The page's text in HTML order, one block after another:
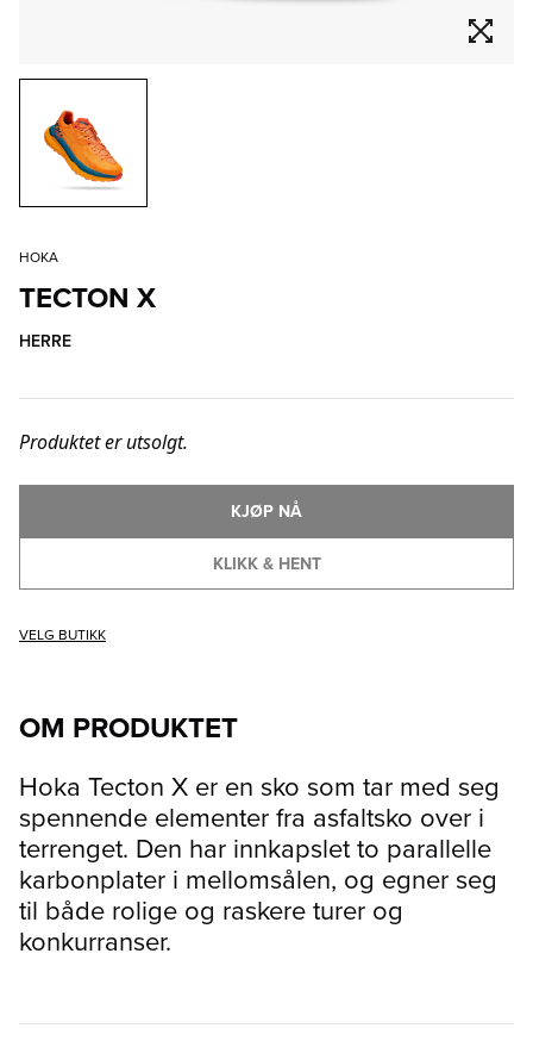
HOKA
TECTON X
HERRE
Produktet er utsolgt.
KLIKK & HENT
KJØP NÅ
VELG BUTIKK
OM PRODUKTET
Hoka Tecton X er en sko som tar med seg
spennende elementer fra asfaltsko over i
terrenget. Den har innkapslet to parallelle
karbonplater i mellomsålen, og egner seg
til både rolige og raskere turer og
konkurranser.